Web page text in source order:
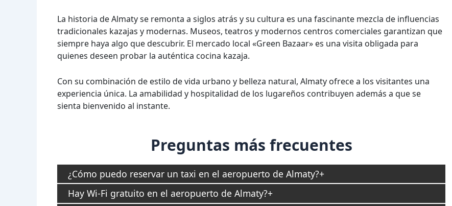
La historia de Almaty se remonta a siglos atrás y su cultura es una fascinante mezcla de influencias
tradicionales kazajas y modernas. Museos, teatros y modernos centros comerciales garantizan que
siempre haya algo que descubrir. El mercado local «Green Bazaar» es una visita obligada para
quienes deseen probar la auténtica cocina kazaja.
Con su combinación de estilo de vida urbano y belleza natural, Almaty ofrece a los visitantes una
experiencia única. La amabilidad y hospitalidad de los lugareños contribuyen además a que se
sienta bienvenido al instante.
Preguntas más frecuentes
¿Cómo puedo reservar un taxi en el aeropuerto de Almaty?
Hay Wi-Fi gratuito en el aeropuerto de Almaty?